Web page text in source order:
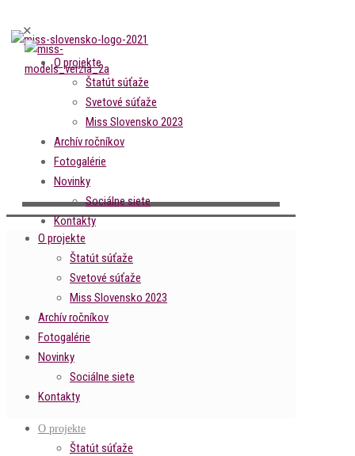
✕
O projekte
Štatút súťaže
Svetové súťaže
Miss Slovensko 2023
Archív ročníkov
Fotogalérie
Novinky
Sociálne siete
Kontakty
O projekte
Štatút súťaže
Svetové súťaže
Miss Slovensko 2023
Archív ročníkov
Fotogalérie
Novinky
Sociálne siete
Kontakty
O projekte
Štatút súťaže